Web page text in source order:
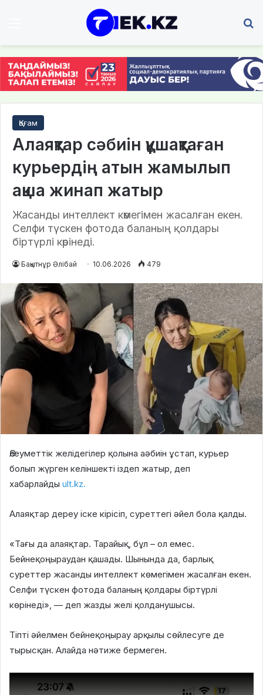
Қоғам
Алаяқтар сәбиін құшақтаған
курьердің атын жамылып
ақша жинап жатыр
Жасанды интеллект көмегімен жасалған екен.
Селфи түскен фотода баланың қолдары
біртүрлі көрінеді.
Бақытнұр Әлібай 10.06.2026 479
Әлеуметтік желідегілер қолына аәбиін ұстап, курьер
болып жүрген келіншекті іздеп жатыр, деп
хабарлайды ult.kz.
Алаяқтар дереу іске кірісіп, суреттегі әйел бола қалды.
«Тағы да алаяқтар. Тарайық, бұл – ол емес.
Бейнеқоңыраудан қашады. Шынында да, барлық
суреттер жасанды интеллект көмегімен жасалған екен.
Селфи түскен фотода баланың қолдары біртүрлі
көрінеді», — деп жазды желі қолданушысы.
Тіпті әйелмен бейнеқоңырау арқылы сөйлесуге де
тырысқан. Алайда нәтиже бермеген.